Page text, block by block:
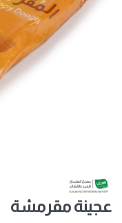
عجينة مقرمشة